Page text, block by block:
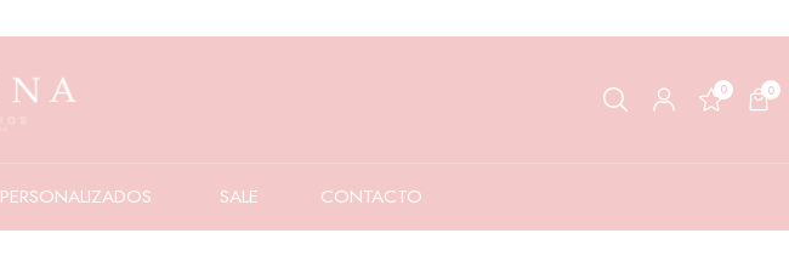
0 0
PERSONALIZADOS SALE CONTACTO